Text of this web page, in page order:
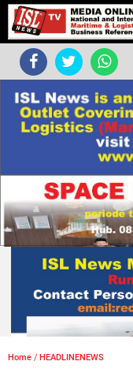
Home / HEADLINENEWS